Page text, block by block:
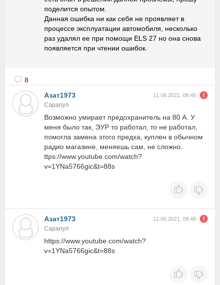
поделится опытом.
Данная ошибка ни как себя не проявляет в
процессе эксплуатации автомобиля, несколько
раз удалял ее при помощи ELS 27 но она снова
появляется при чтении ошибок.
8
Азат1973
11.06.2021, 08:48
Сарапул
Возможно умирает предохранитель на 80 А. У
меня было так, ЭУР то работал, то не работал,
помогла замена этого предха, куплен в обычном
радио магазине, меняешь сам, не сложно.
ttps://www.youtube.com/watch?
v=1YNa5766gic&t=88s
Азат1973 11.06.2021, 08:48
Сарапул
https://www.youtube.com/watch?
v=1YNa5766gic&t=88s